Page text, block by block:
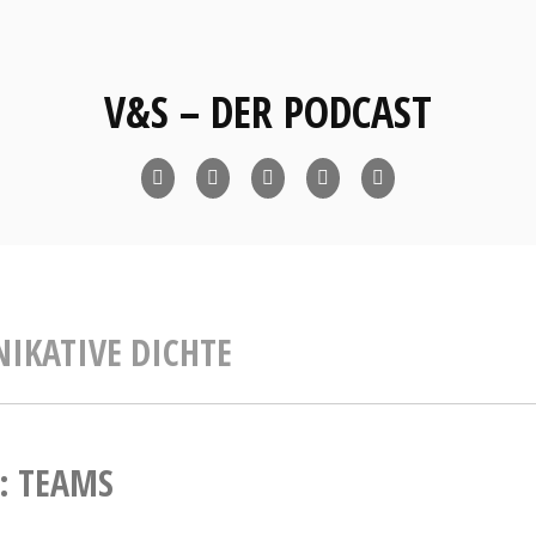
V&S – DER PODCAST
DICHTE
TEAMS